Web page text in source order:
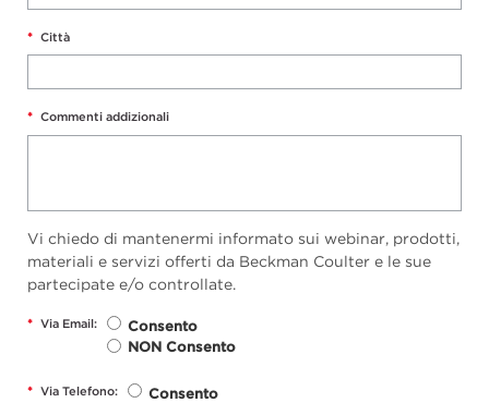
* Città
* Commenti addizionali
Vi chiedo di mantenermi informato sui webinar, prodotti,
materiali e servizi offerti da Beckman Coulter e le sue
partecipate e/o controllate.
* Via Email:
Consento
NON Consento
* Via Telefono:
Consento